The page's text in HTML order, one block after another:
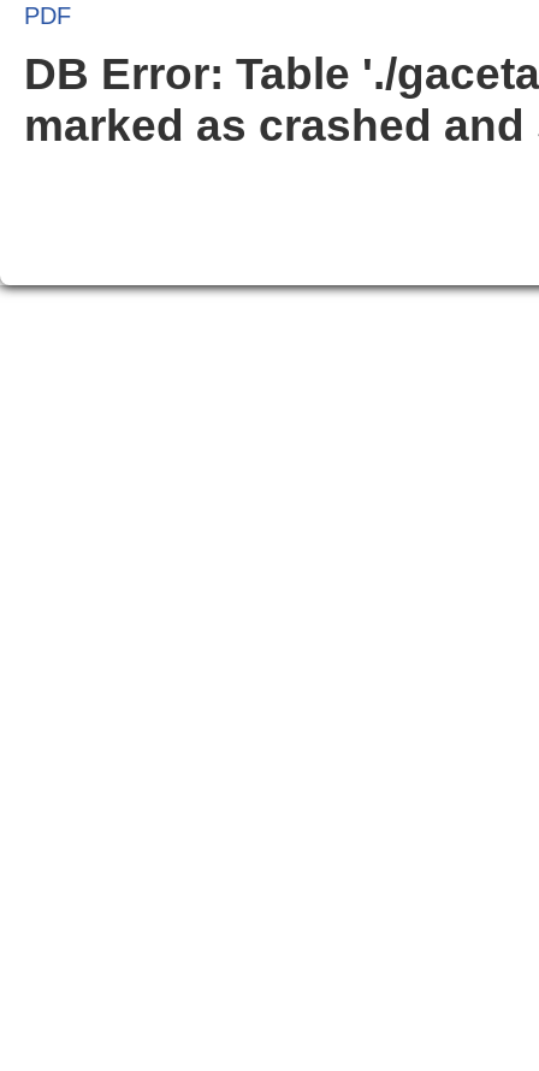
PDF
DB Error: Table './
marked as crashed